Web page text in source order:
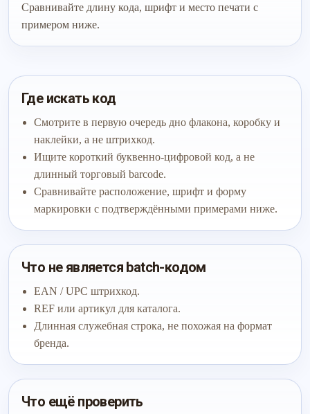
Сравнивайте длину кода, шрифт и место печати с
примером ниже.
Где искать код
Смотрите в первую очередь дно флакона, коробку и
наклейки, а не штрихкод.
Ищите короткий буквенно-цифровой код, а не
длинный торговый barcode.
Сравнивайте расположение, шрифт и форму
маркировки с подтверждёнными примерами ниже.
Что не является batch-кодом
EAN / UPC штрихкод.
REF или артикул для каталога.
Длинная служебная строка, не похожая на формат
бренда.
Что ещё проверить